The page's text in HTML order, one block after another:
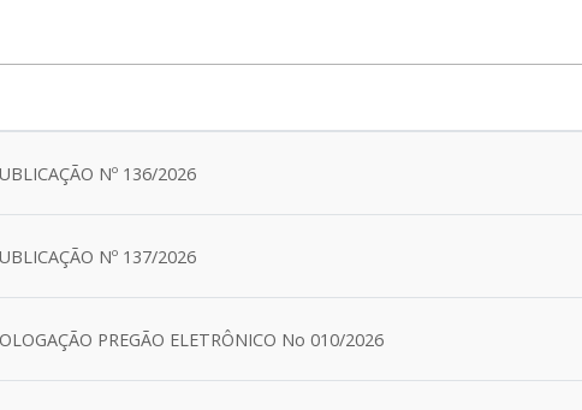
Nº 136/2026
Nº 137/2026
PREGÃO ELETRÔNICO No 010/2026